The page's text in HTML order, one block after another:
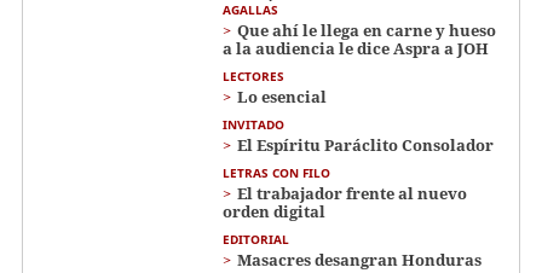
AGALLAS
Que ahí le llega en carne y hueso
a la audiencia le dice Aspra a JOH
LECTORES
Lo esencial
INVITADO
El Espíritu Paráclito Consolador
LETRAS CON FILO
El trabajador frente al nuevo
orden digital
EDITORIAL
Masacres desangran Honduras